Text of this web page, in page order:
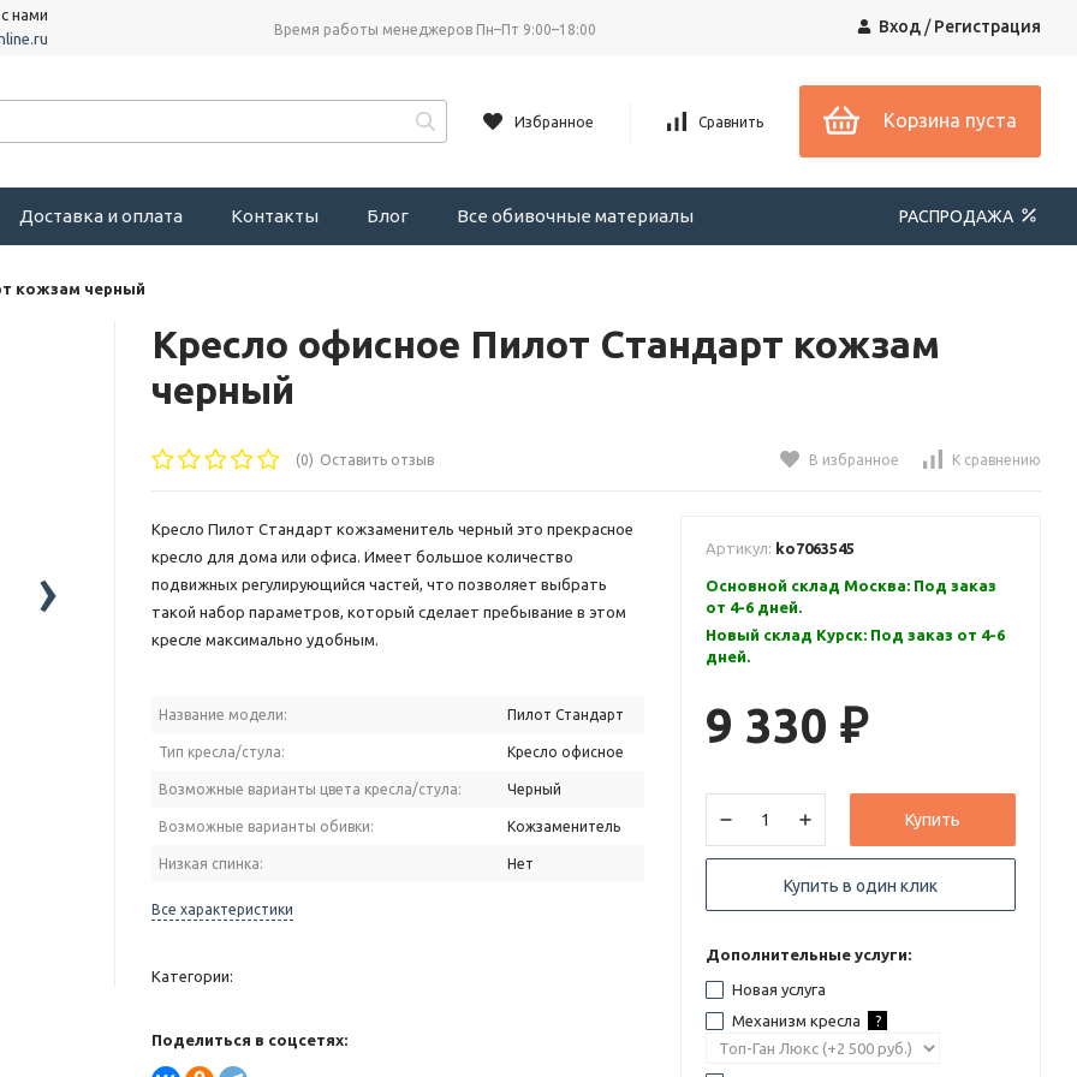
нами
Время работы менеджеров Пн–Пт 9:00–18:00 Вход/Регистрация
Избранное Сравнить Корзина пуста
Доставка и оплата Контакты Блог Все обивочные материалы РАСПРОДАЖА
кожзам черный
›
Кресло офисное Пилот Стандарт кожзам
черный
(0) Оставить отзыв В избранное К сравнению
Кресло Пилот Стандарт кожзаменитель черный это прекрасное
кресло для дома или офиса. Имеет большое количество
подвижных регулирующийся частей, что позволяет выбрать
такой набор параметров, который сделает пребывание в этом
кресле максимально удобным.
Название модели: Пилот Стандарт
Тип кресла/стула: Кресло офисное
Возможные варианты цвета кресла/стула: Черный
Возможные варианты обивки: Кожзаменитель
Низкая спинка: Нет
Все характеристики
Категории:
Поделиться в соцсетях:
Артикул: ko7063545
Основной склад Москва: Под заказ
от 4-6 дней.
Новый склад Курск: Под заказ от 4-6
дней.
9 330 ₽
Купить
Купить в один клик
Дополнительные услуги:
Новая услуга
Механизм кресла
?